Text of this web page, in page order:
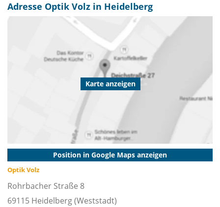
Adresse Optik Volz in Heidelberg
Karte anzeigen
Position in Google Maps anzeigen
Optik Volz
Rohrbacher Straße 8
69115 Heidelberg(Weststadt)